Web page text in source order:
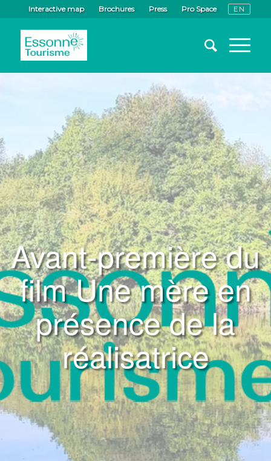
Interactive map Brochures Press Pro Space
Avant-première du
film Une mère en
présence de la
réalisatrice